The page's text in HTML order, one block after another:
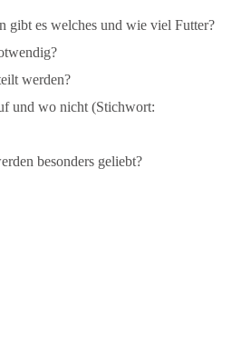
gibt es welches und wie viel Futter?
werden?
und wo nicht (Stichwort:
besonders geliebt?